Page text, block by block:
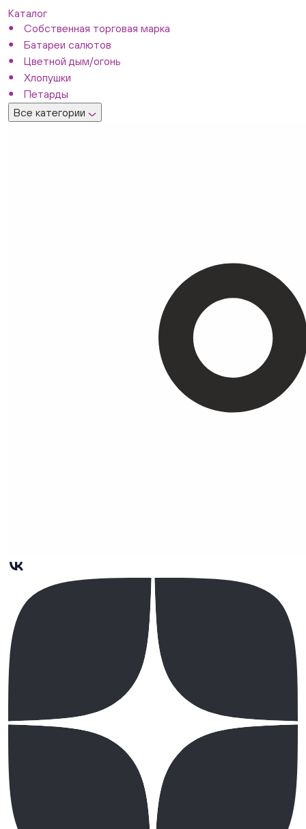
Каталог
Собственная торговая марка
Батареи салютов
Цветной дым/огонь
Хлопушки
Петарды
Все категории